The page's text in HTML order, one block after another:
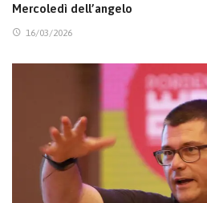
Mercoledì dell’angelo
16/03/2026